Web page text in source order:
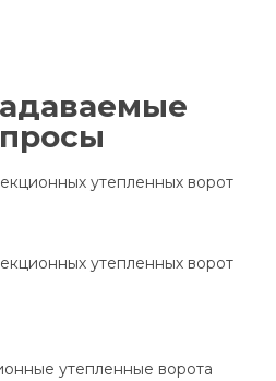
утепленных ворот
утепленных ворот
утепленные ворота